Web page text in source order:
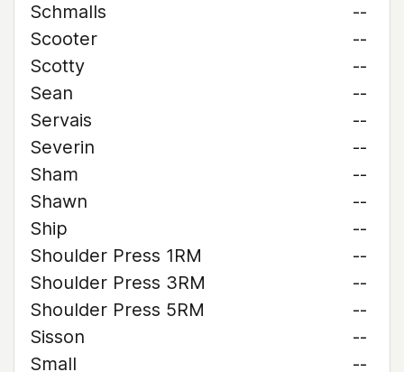
Schmalls
--
Scooter
--
Scotty
--
Sean
--
Servais
--
Severin
--
Sham
--
Shawn
--
Ship
--
Shoulder Press 1RM
--
Shoulder Press 3RM
--
Shoulder Press 5RM
--
Sisson
--
Small
--